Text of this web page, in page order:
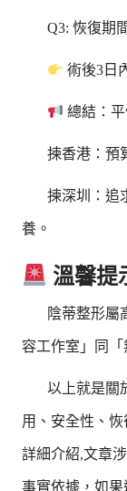
Q3: 恢復期
術後3日
總結：平
揀香港：預
揀深圳：追
養。
溫馨提
陰蒂整形屬
容工作室」同「
以上就是關
用、安全性、
詳細介紹,文章
事實依據，如